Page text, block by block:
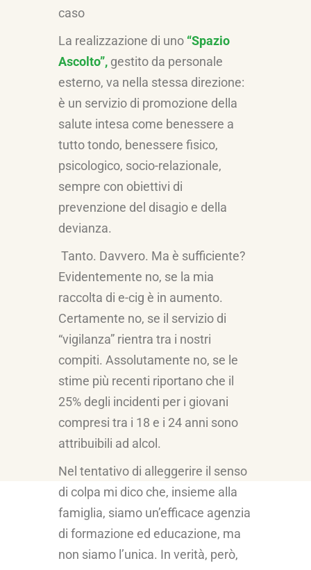
caso
La realizzazione di uno “Spazio
Ascolto”, gestito da personale
esterno, va nella stessa direzione:
è un servizio di promozione della
salute intesa come benessere a
tutto tondo, benessere fisico,
psicologico, socio-relazionale,
sempre con obiettivi di
prevenzione del disagio e della
devianza.
Tanto. Davvero. Ma è sufficiente?
Evidentemente no, se la mia
raccolta di e-cig è in aumento.
Certamente no, se il servizio di
“vigilanza” rientra tra i nostri
compiti. Assolutamente no, se le
stime più recenti riportano che il
25% degli incidenti per i giovani
compresi tra i 18 e i 24 anni sono
attribuibili ad alcol.
Nel tentativo di alleggerire il senso
di colpa mi dico che, insieme alla
famiglia, siamo un’efficace agenzia
di formazione ed educazione, ma
non siamo l’unica. In verità, però,